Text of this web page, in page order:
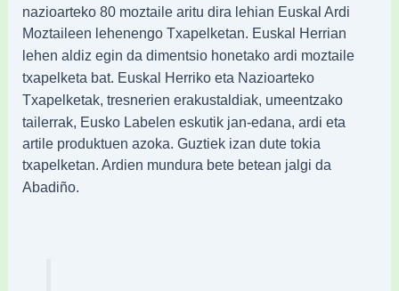
nazioarteko 80 moztaile aritu dira lehian Euskal Ardi
Moztaileen lehenengo Txapelketan. Euskal Herrian
lehen aldiz egin da dimentsio honetako ardi moztaile
txapelketa bat. Euskal Herriko eta Nazioarteko
Txapelketak, tresnerienerakustaldiak, umeentzako
tailerrak, Eusko Labelen eskutik jan-edana, ardi eta
artile produktuen azoka. Guztiek izan dute tokia
txapelketan. Ardien mundura bete betean jalgi da
Abadiño.